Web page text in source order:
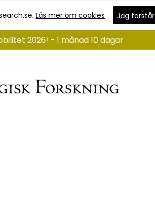
Läs mer om cookies Jag förstår
2026! - 1 månad 10 dagar